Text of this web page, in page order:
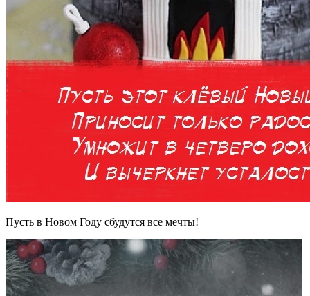
Пусть в Новом Году сбудутся все мечты!